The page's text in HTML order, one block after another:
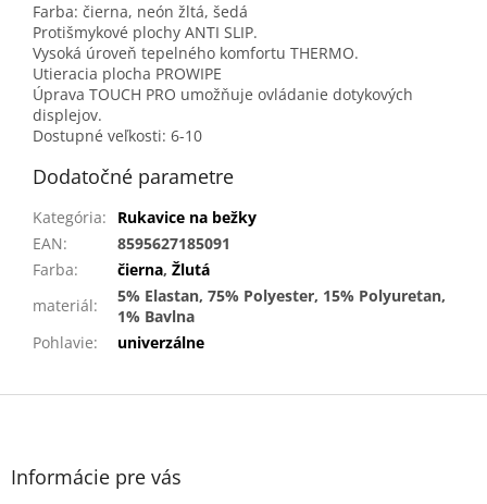
Farba: čierna, neón žltá, šedá
Protišmykové plochy ANTI SLIP.
Vysoká úroveň tepelného komfortu THERMO.
Utieracia plocha PROWIPE
Úprava TOUCH PRO umožňuje ovládanie dotykových
displejov.
Dostupné veľkosti: 6-10
Dodatočné parametre
Kategória:
Rukavice na bežky
EAN:
8595627185091
Farba: čierna, Žlutá
materiál:
5% Elastan, 75% Polyester, 15% Polyuretan,
1% Bavlna
Pohlavie: univerzálne
Z
Informácie pre vás